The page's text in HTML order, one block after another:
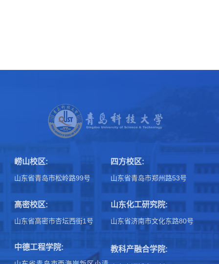
崂山校区:
山东省青岛市松岭路99号
四方校区:
山东省青岛市郑州路53号
高密校区:
山东省高密市杏坛西街1号
山东化工研究院:
山东省济南市文化东路80号
中德工程学院: 教科产融合学院: